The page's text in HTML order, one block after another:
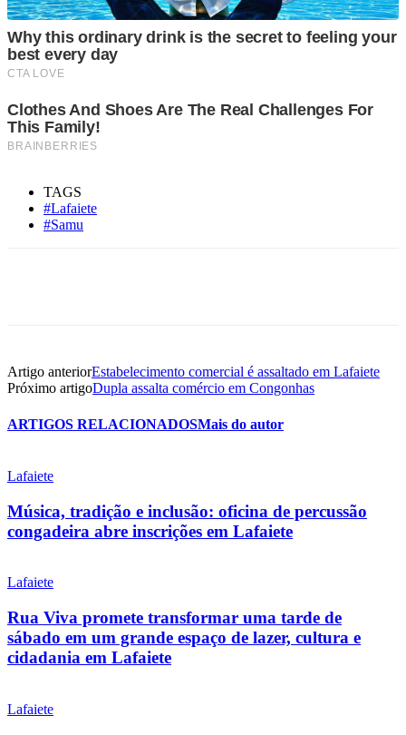
TAGS
#Lafaiete
#Samu
Artigo anteriorEstabelecimento comercial é assaltado em Lafaiete
Próximo artigoDupla assalta comércio em Congonhas
ARTIGOS RELACIONADOSMais do autor
Lafaiete
Música, tradição e inclusão: oficina de percussão
congadeira abre inscrições em Lafaiete
Lafaiete
Rua Viva promete transformar uma tarde de
sábado em um grande espaço de lazer, cultura e
cidadania em Lafaiete
Lafaiete